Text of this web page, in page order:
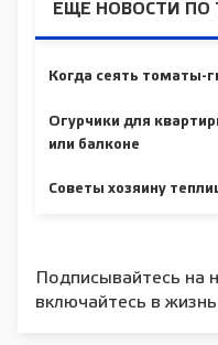
ЕЩЕ НОВОСТИ ПО
Когда сеять томаты-
Огурчики для
или балконе
Советы хозяину
Подписывайтесь на
включайтесь в